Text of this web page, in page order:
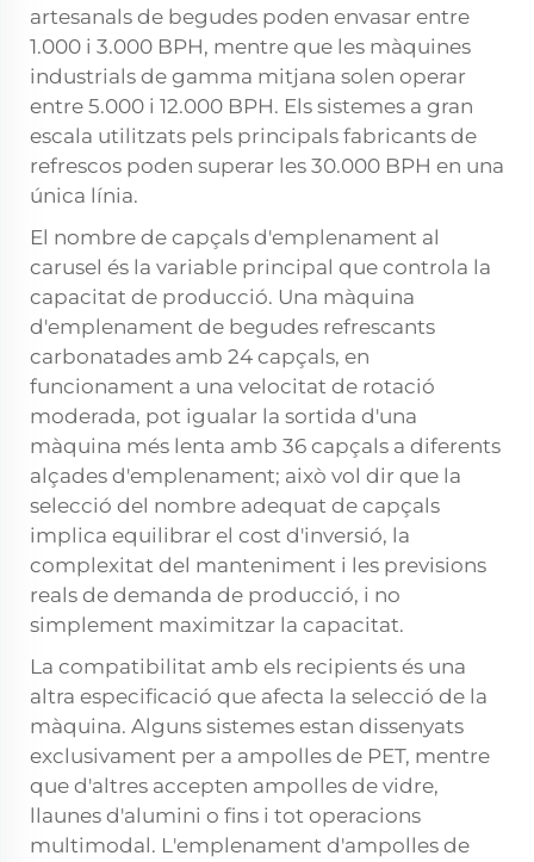
artesanals de begudes poden envasar entre
1.000 i 3.000 BPH, mentre que les màquines
industrials de gamma mitjana solen operar
entre 5.000 i 12.000 BPH. Els sistemes a gran
escala utilitzats pels principals fabricants de
refrescos poden superar les 30.000 BPH en una
única línia.
El nombre de capçals d'emplenament al
carusel és la variable principal que controla la
capacitat de producció. Una màquina
d'emplenament de begudes refrescants
carbonatades amb 24 capçals, en
funcionament a una velocitat de rotació
moderada, pot igualar la sortida d'una
màquina més lenta amb 36 capçals a diferents
alçades d'emplenament; això vol dir que la
selecció del nombre adequat de capçals
implica equilibrar el cost d'inversió, la
complexitat del manteniment i les previsions
reals de demanda de producció, i no
simplement maximitzar la capacitat.
La compatibilitat amb els recipients és una
altra especificació que afecta la selecció de la
màquina. Alguns sistemes estan dissenyats
exclusivament per a ampolles de PET, mentre
que d'altres accepten ampolles de vidre,
llaunes d'alumini o fins i tot operacions
multimodal. L'emplenament d'ampolles de